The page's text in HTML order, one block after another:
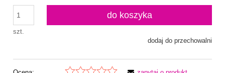
szt.
do koszyka
dodaj do przechowalni